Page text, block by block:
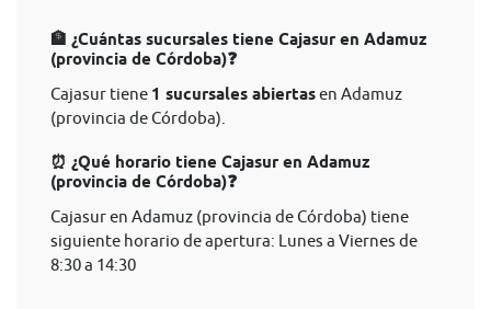
🏦 ¿Cuántas sucursales tiene Cajasur en Adamuz
(provincia de Córdoba)❓
Cajasur tiene 1 sucursales abiertasen Adamuz
(provincia de Córdoba).
⏰ ¿Qué horario tiene Cajasur en Adamuz
(provincia de Córdoba)❓
Cajasur en Adamuz (provincia de Córdoba) tiene
siguiente horario de apertura: Lunes a Viernes de
8:30 a 14:30